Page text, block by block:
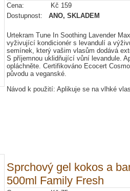
Cena: Kč 159
Dostupnost: ANO, SKLADEM
Urtekram Tune In Soothing Lavender
vyživující kondicionér s levandulí a
semínek, který vašim vlasům dodává
S příjemnou uklidňující vůní levandule.
opláchněte. Certifikováno Ecocert
původu a veganské.
Návod k použití: Aplikuje se na vlhké
Sprchový gel kokos a
500ml Family Fresh